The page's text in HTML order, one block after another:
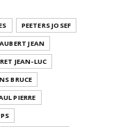
PEETERS JOSEF
JEAN
JEAN-LUC
BRUCE
PIERRE